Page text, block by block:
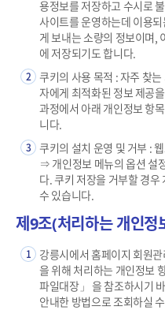
용정보를 저장하고 수시로
사이트를 운영하는데 이용
게 보내는 소량의 정보이며,
에 저장되기도 합니다.
2
쿠키의 사용 목적 : 자주 찾
자에게 최적화된 정보 제공
과정에서 아래 개인정보 항
니다.
3
쿠키의 설치 운영 및 거부 :
⇒ 개인정보 메뉴의 옵션 설
다. 쿠키 저장을 거부할 경
수 있습니다.
제9조(처리하는 개인정
1
강릉시에서 홈페이지 회원
을 위해 처리하는 개인정보
파일대장」 을 참조하시기
안내한 방법으로 조회하실